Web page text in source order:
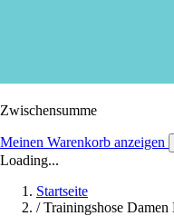
Zwischensumme
Meinen Warenkorb anzeigen
Loading...
Startseite
/ Trainingshose